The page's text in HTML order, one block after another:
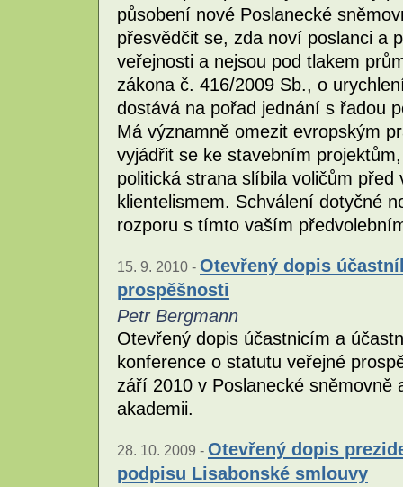
působení nové Poslanecké
přesvědčit se, zda noví poslanci a
veřejnosti a nejsou pod tlakem
zákona č. 416/2009 Sb., o
dostává na pořad jednání s řadou
Má významně omezit evropským
vyjádřit se ke stavebním
politická strana slíbila voličům
klientelismem. Schválení dotyčné
rozporu s tímto vaším
15. 9. 2010 - Otevřený dopis
prospěšnosti
Petr Bergmann
Otevřený dopis účastnicím a
konference o statutu veřejné
září 2010 v Poslanecké sněmovně
akademii.
28. 10. 2009 - Otevřený dopis
podpisu Lisabonské smlouvy